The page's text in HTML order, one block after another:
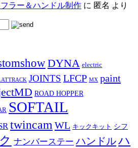
ー＆ハンドル制作 に 匿名 より
DYNA electric
JOINTS LFCP MX paint
ROAD HOPPER
SOFTAIL
twincamWL キックキット シフ
ナンバーステー ハンドルハ